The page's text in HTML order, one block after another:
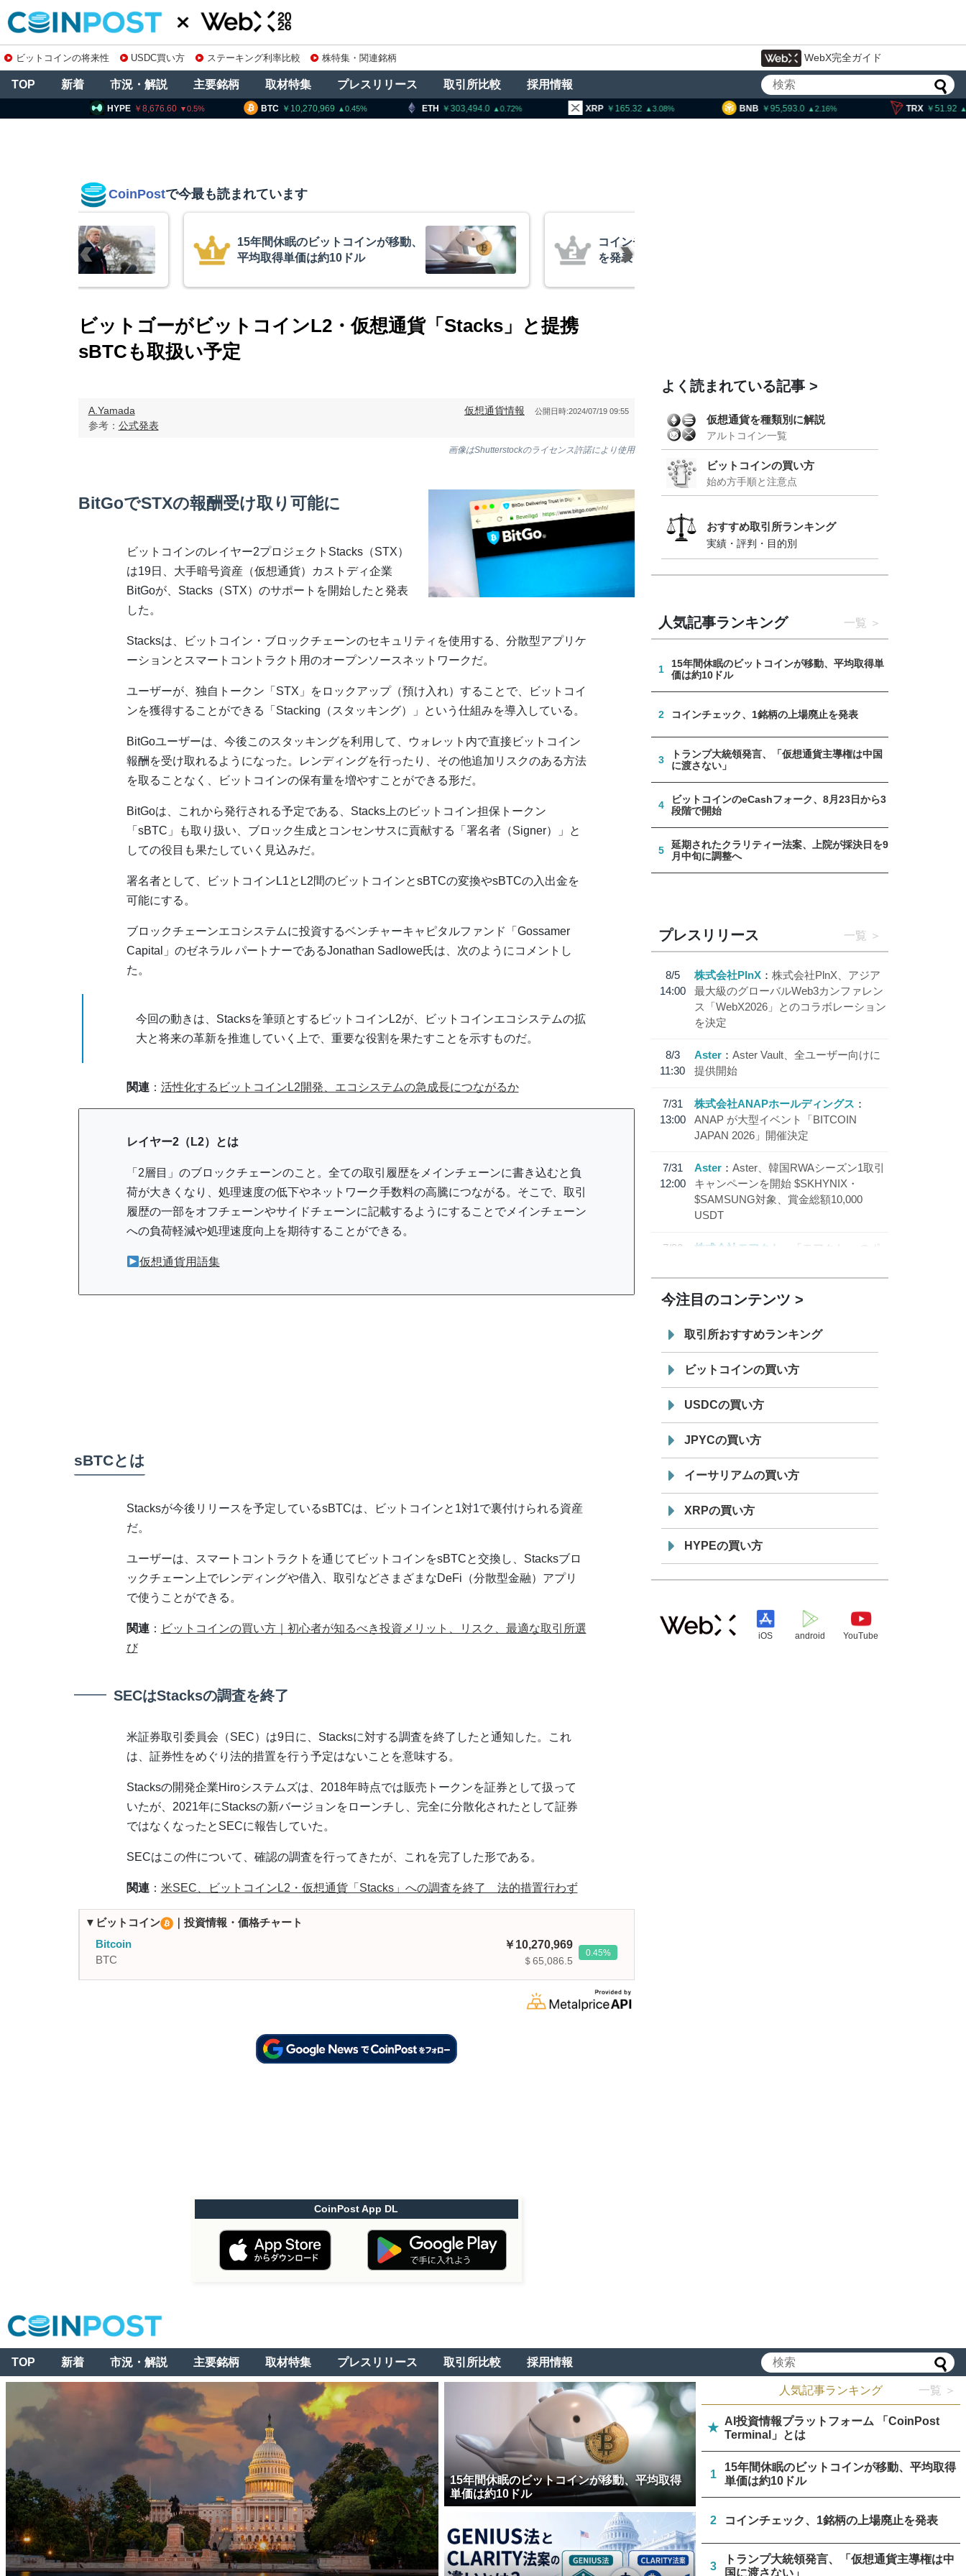
ビットコインの将来性 USDC買い方 ステーキング利率比較 株特集・関連銘柄 WebX完全ガイド
TOP 新着 市況・解説 主要銘柄 取材特集 プレスリリース 取引所比較 採用情報
BTC 10,270,969 ETH 303,494.0 XRP 165.32 BNB 95,593.0 TRX 51.92 SOL
CoinPostで今最も読まれています
コインチェック、1銘柄の上場廃止
を発表
トランプ大統領発言、「仮想通貨主
導権は中国に渡さない」
ビットゴーがビットコインL2・仮想通貨「Stacks」と提携
sBTCも取扱い予定
A.Yamada
参考： 公式発表
仮想通貨情報 公開日時:2024/07/19 09:55
画像はShutterstockのライセンス許諾により使用
BitGoでSTXの報酬受け取り可能に
ビットコインのレイヤー2プロジェクトStacks（STX）
は19日、大手暗号資産（仮想通貨）カストディ企業
BitGoが、Stacks（STX）のサポートを開始したと発表
した。
Stacksは、ビットコイン・ブロックチェーンのセキュリティを使用する、分散型アプリケ
ーションとスマートコントラクト用のオープンソースネットワークだ。
ユーザーが、独自トークン「STX」をロックアップ（預け入れ）することで、ビットコイ
ンを獲得することができる「Stacking（スタッキング）」という仕組みを導入している。
BitGoユーザーは、今後このスタッキングを利用して、ウォレット内で直接ビットコイン
報酬を受け取れるようになった。レンディングを行ったり、その他追加リスクのある方法
を取ることなく、ビットコインの保有量を増やすことができる形だ。
BitGoは、これから発行される予定である、Stacks上のビットコイン担保トークン
「sBTC」も取り扱い、ブロック生成とコンセンサスに貢献する「署名者（Signer）」と
しての役目も果たしていく見込みだ。
署名者として、ビットコインL1とL2間のビットコインとsBTCの変換やsBTCの入出金を
可能にする。
ブロックチェーンエコシステムに投資するベンチャーキャピタルファンド「Gossamer
Capital」のゼネラル パートナーであるJonathan Sadlowe氏は、次のようにコメントし
た。
今回の動きは、Stacksを筆頭とするビットコインL2が、ビットコインエコシステムの拡
大と将来の革新を推進していく上で、重要な役割を果たすことを示すものだ。
関連： 活性化するビットコインL2開発、エコシステムの急成長につながるか
レイヤー2（L2）とは
「2層目」のブロックチェーンのこと。全ての取引履歴をメインチェーンに書き込むと負
荷が大きくなり、処理速度の低下やネットワーク手数料の高騰につながる。そこで、取引
履歴の一部をオフチェーンやサイドチェーンに記載するようにすることでメインチェーン
への負荷軽減や処理速度向上を期待することができる。
仮想通貨用語集
sBTCとは
Stacksが今後リリースを予定しているsBTCは、ビットコインと1対1で裏付けられる資産
だ。
ユーザーは、スマートコントラクトを通じてビットコインをsBTCと交換し、Stacksブロ
ックチェーン上でレンディングや借入、取引などさまざまなDeFi（分散型金融）アプリ
で使うことができる。
関連： ビットコインの買い方｜初心者が知るべき投資メリット、リスク、最適な取引所選
び
SECはStacksの調査を終了
米証券取引委員会（SEC）は9日に、Stacksに対する調査を終了したと通知した。これ
は、証券性をめぐり法的措置を行う予定はないことを意味する。
Stacksの開発企業Hiroシステムズは、2018年時点では販売トークンを証券として扱って
いたが、2021年にStacksの新バージョンをローンチし、完全に分散化されたとして証券
ではなくなったとSECに報告していた。
SECはこの件について、確認の調査を行ってきたが、これを完了した形である。
関連： 米SEC、ビットコインL2・仮想通貨「Stacks」への調査を終了 法的措置行わず
▼ビットコイン
｜投資情報・価格チャート
Bitcoin
BTC
10,270,969
＄65,086.5
0.45
CoinPost App DL
よく読まれている記事
仮想通貨を種類別に解説
アルトコイン一覧
ビットコインの買い方
始め方手順と注意点
おすすめ取引所ランキング
実績・評判・目的別
人気記事ランキング 一覧
1
15年間休眠のビットコインが移動、平均取得単
価は約10ドル
2 コインチェック、1銘柄の上場廃止を発表
3
トランプ大統領発言、「仮想通貨主導権は中国
に渡さない」
4
ビットコインのeCashフォーク、8月23日から3
段階で開始
5
延期されたクラリティー法案、上院が採決日を9
月中旬に調整へ
プレスリリース 一覧
8/5
14:00
株式会社PlnX
株式会社PlnX、アジア
最大級のグローバルWeb3カンファレン
ス「WebX2026」とのコラボレーション
を決定
8/3
11:30
Aster
Aster Vault、全ユーザー向けに
提供開始
7/31
13:00
株式会社ANAPホールディングス
ANAP が大型イベント「BITCOIN
JAPAN 2026」開催決定
7/31
12:00
Aster
Aster、韓国RWAシーズン1取引
キャンペーンを開始 $SKHYNIX・
$SAMSUNG対象、賞金総額10,000
USDT
7/30
株式会社モアクト
「モアクト」 のポ
「 JPYC」を追加
19:30
てステーブルコイン「JPYSC」徹底解
説セミナーを開催
今注目のコンテンツ
取引所おすすめランキング
ビットコインの買い方
USDCの買い方
JPYCの買い方
イーサリアムの買い方
XRPの買い方
HYPEの買い方
iOS android YouTube
TOP 新着 市況・解説 主要銘柄 取材特集 プレスリリース 取引所比較 採用情報
15年間休眠のビットコインが移動、平均取得
単価は約10ドル
人気記事ランキング 一覧 ＞
★
AI投資情報プラットフォーム 「CoinPost
Terminal」とは
1
15年間休眠のビットコインが移動、平均取得
単価は約10ドル
2 コインチェック、1銘柄の上場廃止を発表
3
トランプ大統領発言、「仮想通貨主導権は中
国に渡さない」